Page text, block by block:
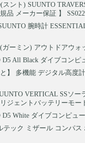
スント) SUUNTO
品 メーカー保証 】
腕時計
ーミン) アウトドアウォ
D5 All Black ダイブコンピ
】 多機能 デジタル高度
VERTICAL SSソ
ジェントバッテリーモー
D5 White ダイブコンピュ
テック ミザール コンパ